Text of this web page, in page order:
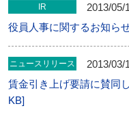
IR
2013/05/
役員人事に関するお知ら
ニュースリリース
2013/03/
賃金引き上げ要請に賛同
KB]